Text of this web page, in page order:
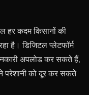
हर कदम किसानों की
है। डिजिटल प्लेटफॉर्म
अपलोड कर सकते हैं,
परेशानी को दूर कर सकते